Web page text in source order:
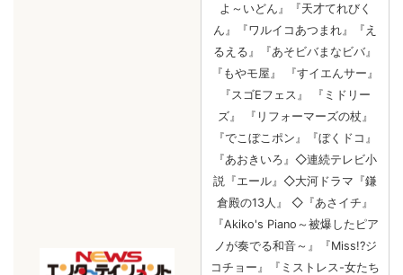
よ～いどん』『天才てれびく
ん』『ワルイコあつまれ』『え
るえる』『あそビバまなビバ』
『もやモ屋』 『すイエんサー』
『スゴEフェス』 『ミドリー
ズ』 『リフォーマーズの杖』
『でこぼこポン』『ぼくドコ』
『あおきいろ』◇連続テレビ小
説『エール』◇大河ドラマ『鎌
倉殿の13人』 ◇『あさイチ』
『Akiko's Piano～被爆したピア
ノが奏でる和音～』『Miss!?ジ
コチョー』『ミストレス-女たち